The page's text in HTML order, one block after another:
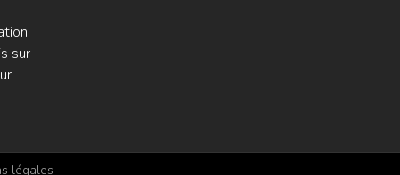
sur
légales